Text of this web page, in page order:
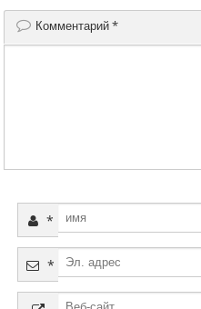
Комментарий*
*
*